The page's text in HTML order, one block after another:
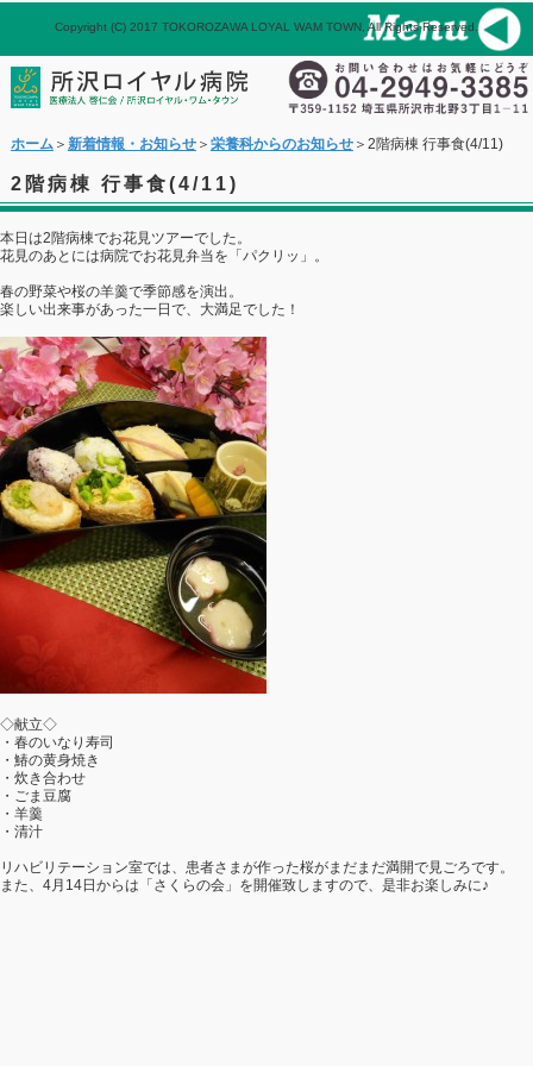
ホーム＞ 新着情報・お知らせ＞ 栄養科からのお知らせ＞2階病棟 行事食(4/11)
2階病棟 行事食(4/11)
本日は2階病棟でお花見ツアーでした。
花見のあとには病院でお花見弁当を「パクリッ」。
春の野菜や桜の羊羹で季節感を演出。
楽しい出来事があった一日で、大満足でした！
◇献立◇
・春のいなり寿司
・鰆の黄身焼き
・炊き合わせ
・ごま豆腐
・羊羹
・清汁
リハビリテーション室では、患者さまが作った桜がまだまだ満開で見ごろです。
また、4月14日からは「さくらの会」を開催致しますので、是非お楽しみに♪
Copyright (C) 2017 TOKOROZAWA LOYAL WAM TOWN, All Rights Reserved.
メール